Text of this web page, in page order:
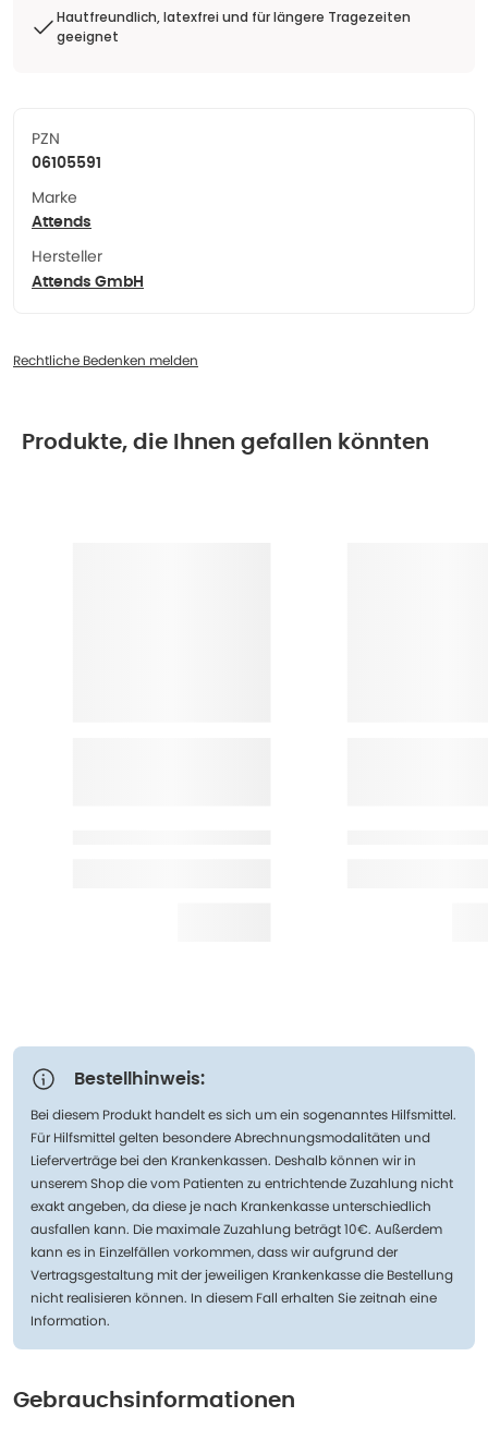
Hautfreundlich, latexfrei und für längere Tragezeiten
geeignet
PZN
06105591
Marke
Attends
Hersteller
Attends GmbH
Rechtliche Bedenken melden
Produkte, die Ihnen gefallen könnten
Bestellhinweis:
Bei diesem Produkt handelt es sich um ein sogenanntes Hilfsmittel.
Für Hilfsmittel gelten besondere Abrechnungsmodalitäten und
Lieferverträge bei den Krankenkassen. Deshalb können wir in
unserem Shop die vom Patienten zu entrichtende Zuzahlung nicht
exakt angeben, da diese je nach Krankenkasse unterschiedlich
ausfallen kann. Die maximale Zuzahlung beträgt 10€. Außerdem
kann es in Einzelfällen vorkommen, dass wir aufgrund der
Vertragsgestaltung mit der jeweiligen Krankenkasse die Bestellung
nicht realisieren können. In diesem Fall erhalten Sie zeitnah eine
Information.
Gebrauchsinformationen